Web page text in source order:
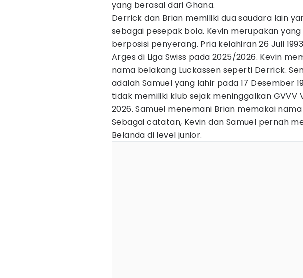
yang berasal dari Ghana.
Derrick dan Brian memiliki dua saudara lain
sebagai pesepak bola. Kevin merupakan
berposisi penyerang. Pria kelahiran 26 Juli
Arges di Liga Swiss pada 2025/2026. Kevin
nama belakang Luckassen seperti Derrick.
adalah Samuel yang lahir pada 17 Desember
tidak memiliki klub sejak meninggalkan GVVV
2026. Samuel menemani Brian memakai
Sebagai catatan, Kevin dan Samuel pernah
Belanda di level junior.